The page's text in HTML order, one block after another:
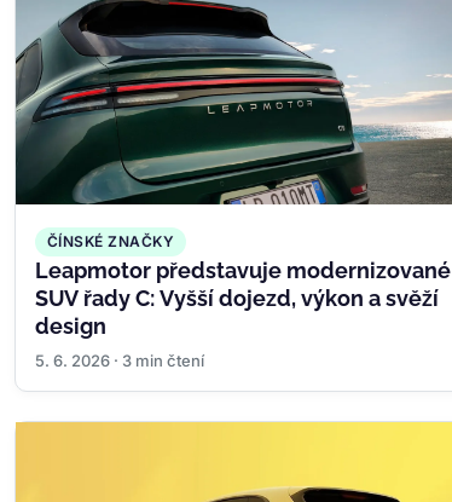
ČÍNSKÉ ZNAČKY
Leapmotor představuje modernizované
SUV řady C: Vyšší dojezd, výkon a svěží
design
5. 6. 2026 · 3 min čtení